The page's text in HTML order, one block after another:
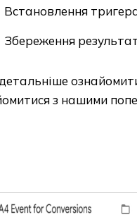
Встановлення
Збереження
з нашими